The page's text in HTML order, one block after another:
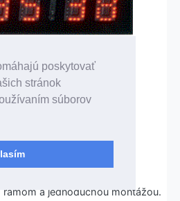
poskytovať
stránok
súborov
D208P/130/6/D
a jednoduchou montážou.